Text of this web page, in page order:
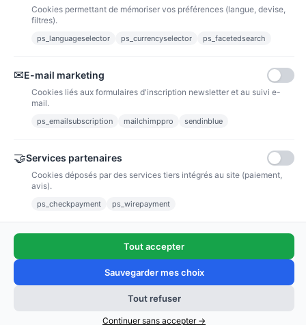
Ajouter au panier
Liens utiles
Notre société
Newsletter
Copyright © 2011 - 2025 / poussieredestoiles.fr
Cookies permettant de mémoriser vos préférences (langue, devise,
filtres).
ps_languageselector ps_currencyselector ps_facetedsearch
✉E-mail marketing
Cookies liés aux formulaires d'inscription newsletter et au suivi e-
mail.
ps_emailsubscription mailchimppro sendinblue
🤝Services partenaires
Cookies déposés par des services tiers intégrés au site (paiement,
avis).
ps_checkpayment ps_wirepayment
Tout accepter
Sauvegarder mes choix
Tout refuser
Continuer sans accepter →